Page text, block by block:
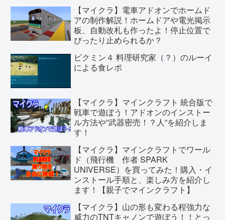
【マイクラ】電車アドオンでホームド
アの制作解説！ホームドアや電光掲示
板、自動改札も作ったよ！停止位置で
ぴったり止められるか？
ピクミン４ 料理研究家（？）のルーイ
による食レポ
【マイクラ】マインクラフト 統合版で
戦車で遊ぼう！アドオンのインストー
ル方法や”武器密売！？人”を紹介しま
す！
【マイクラ】マインクラフトでワール
ド（飛行機 作者 SPARK
UNIVERSE）を買ってみた！購入・イ
ンストール手順と、楽しみ方を紹介し
ます！【親子でマインクラフト】
【マイクラ】山の形も変わる程強力な
威力のTNTキャノンで遊ぼう！！とっ